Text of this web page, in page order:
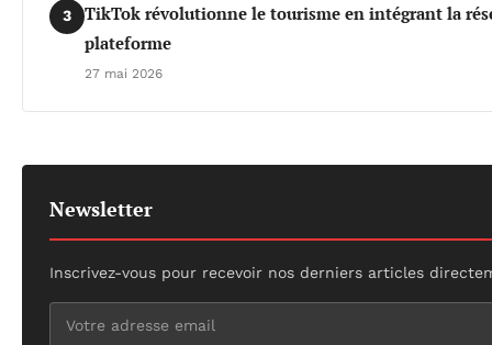
3
TikTok révolutionne le tourisme en intégrant la
plateforme
27 mai 2026
Newsletter
Inscrivez-vous pour recevoir nos derniers articles